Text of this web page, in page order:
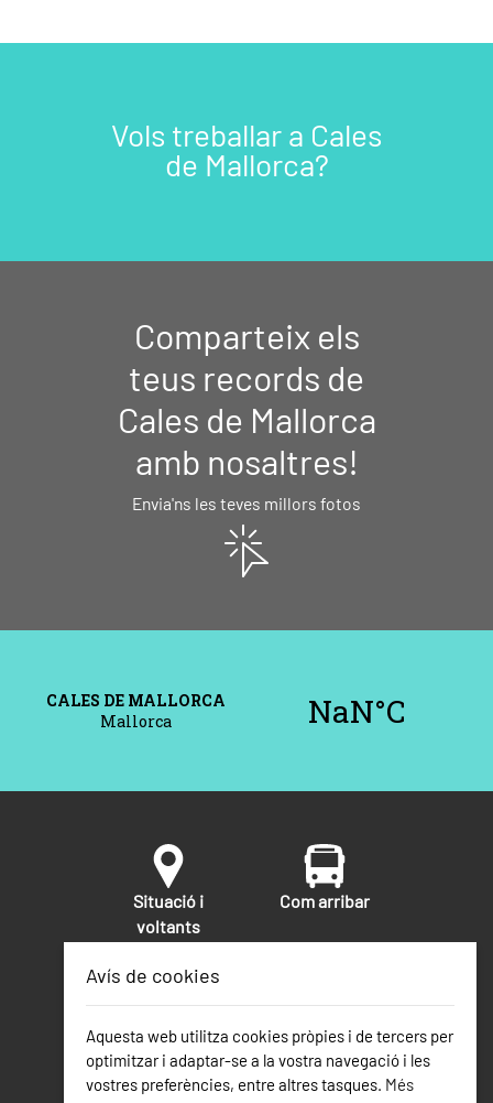
Vols treballar a Cales
de Mallorca?
Comparteix els
teus records de
Cales de Mallorca
amb nosaltres!
Envia'ns les teves millors fotos
Situació i
voltants
Com arribar
Seguretat
Telèfons
d'interès
Avís de cookies
Aquesta web utilitza cookies pròpies i de tercers per
optimitzar i adaptar-se a la vostra navegació i les
vostres preferències, entre altres tasques. Més